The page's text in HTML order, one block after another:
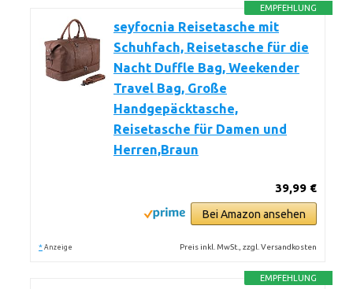
EMPFEHLUNG
seyfocnia Reisetasche mit
Schuhfach, Reisetasche für die
Nacht Duffle Bag, Weekender
Travel Bag, Große
Handgepäcktasche,
Reisetasche für Damen und
Herren,Braun
39,99 €
Bei Amazon ansehen
* Anzeige Preis inkl. MwSt., zzgl. Versandkosten
EMPFEHLUNG